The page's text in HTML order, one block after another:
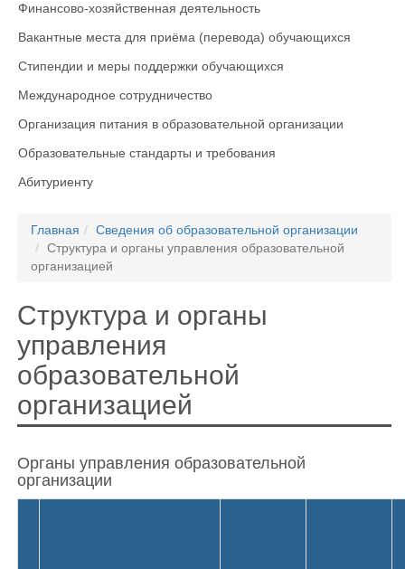
Финансово-хозяйственная деятельность
Вакантные места для приёма (перевода) обучающихся
Стипендии и меры поддержки обучающихся
Международное сотрудничество
Организация питания в образовательной организации
Образовательные стандарты и требования
Абитуриенту
Главная
Сведения об образовательной организации
Структура и органы управления образовательной
организацией
Структура и органы
управления
образовательной
организацией
Органы управления образовательной
организации